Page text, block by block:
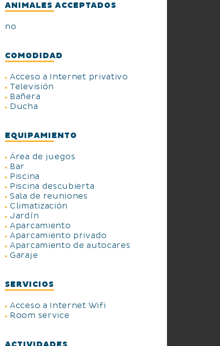
ANIMALES ACCEPTADOS
no
COMODIDAD
Acceso a Internet privativo
Televisión
Bañera
Ducha
EQUIPAMIENTO
Área de juegos
Bar
Piscina
Piscina descubierta
Sala de reuniones
Climatización
Jardín
Aparcamiento
Aparcamiento privado
Aparcamiento de autocares
Garaje
SERVICIOS
Acceso a Internet Wifi
Room service